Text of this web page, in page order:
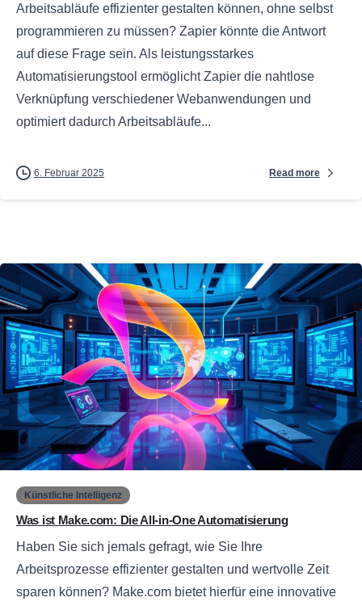
Arbeitsabläufe effizienter gestalten können, ohne selbst
programmieren zu müssen? Zapier könnte die Antwort
auf diese Frage sein. Als leistungsstarkes
Automatisierungstool ermöglicht Zapier die nahtlose
Verknüpfung verschiedener Webanwendungen und
optimiert dadurch Arbeitsabläufe...
6. Februar 2025 Read more
0
Künstliche Intelligenz
Was ist Make.com: Die All-in-One Automatisierung
Haben Sie sich jemals gefragt, wie Sie Ihre
Arbeitsprozesse effizienter gestalten und wertvolle Zeit
sparen können? Make.com bietet hierfür eine innovative